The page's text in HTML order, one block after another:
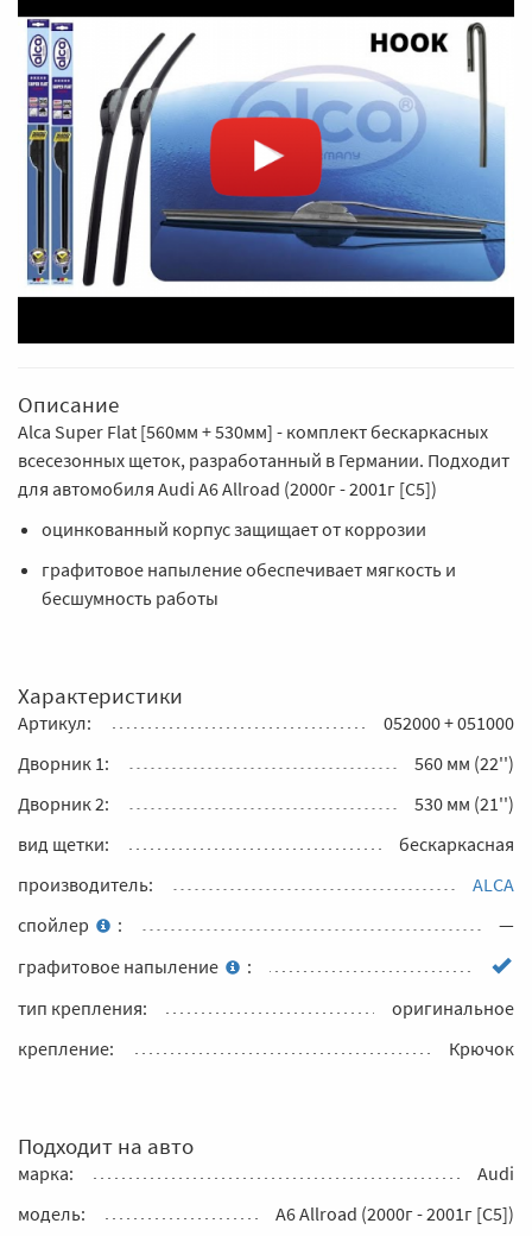
Описание
Alca Super Flat [560мм + 530мм] - комплект бескаркасных
всесезонных щеток, разработанный в Германии. Подходит
для автомобиля Audi A6 Allroad (2000г - 2001г [C5])
оцинкованный корпус защищает от коррозии
графитовое напыление обеспечивает мягкость и
бесшумность работы
Характеристики
Артикул:
052000 + 051000
Дворник 1:
560 мм (22'')
Дворник 2:
530 мм (21'')
вид щетки:
бескаркасная
производитель:
ALCA
спойлер
:
—
графитовое напыление
:
тип крепления:
оригинальное
крепление:
Крючок
Подходит на авто
марка:
Audi
модель:
A6 Allroad (2000г - 2001г [C5])